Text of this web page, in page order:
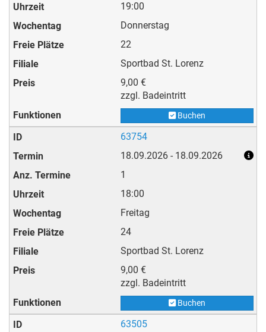
19:00
Donnerstag
22
Sportbad St. Lorenz
9,00 €
zzgl. Badeintritt
Buchen
63754
18.09.2026 - 18.09.2026
1
18:00
Freitag
24
Sportbad St. Lorenz
9,00 €
zzgl. Badeintritt
Buchen
63505